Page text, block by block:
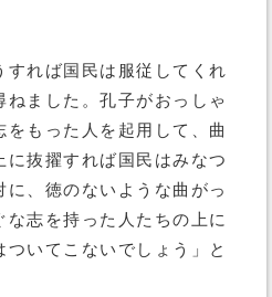
すれば国民は服従してくれ
ねました。孔子がおっしゃ
をもった人を起用して、曲
に抜擢すれば国民はみなつ
、徳のないような曲がっ
志を持った人たちの上に
いてこないでしょう」と